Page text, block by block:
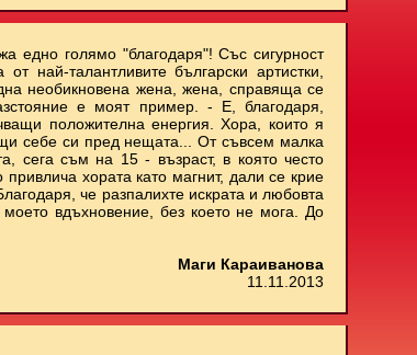
едно голямо "благодаря"! Със сигурност
най-талантливите български артистки,
необикновена жена, жена, справяща се
е моят пример. - Е, благодаря,
положителна енергия. Хора, които я
себе си пред нещата... От съвсем малка
сега съм на 15 - възраст, в която често
хората като магнит, дали се крие
че разпалихте искрата и любовта
вдъхновение, без което не мога. До
Маги Караиванова
11.11.2013